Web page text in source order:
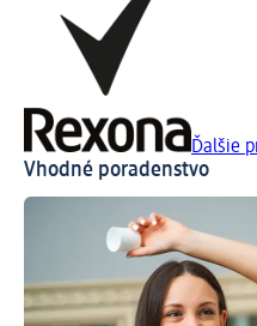
Ďalšie
Vhodné poradenstvo